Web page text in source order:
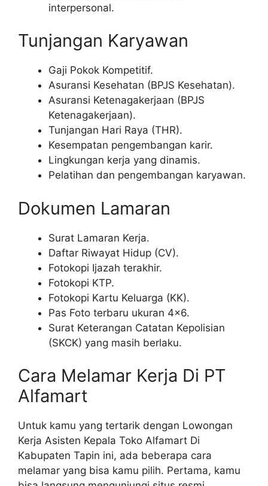
interpersonal.
Tunjangan Karyawan
Gaji Pokok Kompetitif.
Asuransi Kesehatan (BPJS Kesehatan).
Asuransi Ketenagakerjaan (BPJS
Ketenagakerjaan).
Tunjangan Hari Raya (THR).
Kesempatan pengembangan karir.
Lingkungan kerja yang dinamis.
Pelatihan dan pengembangan karyawan.
Dokumen Lamaran
Surat Lamaran Kerja.
Daftar Riwayat Hidup (CV).
Fotokopi Ijazah terakhir.
Fotokopi KTP.
Fotokopi Kartu Keluarga (KK).
Pas Foto terbaru ukuran 4×6.
Surat Keterangan Catatan Kepolisian
(SKCK) yang masih berlaku.
Cara Melamar Kerja Di PT
Alfamart
Untuk kamu yang tertarik dengan Lowongan
Kerja Asisten Kepala Toko Alfamart Di
Kabupaten Tapin ini, ada beberapa cara
melamar yang bisa kamu pilih. Pertama, kamu